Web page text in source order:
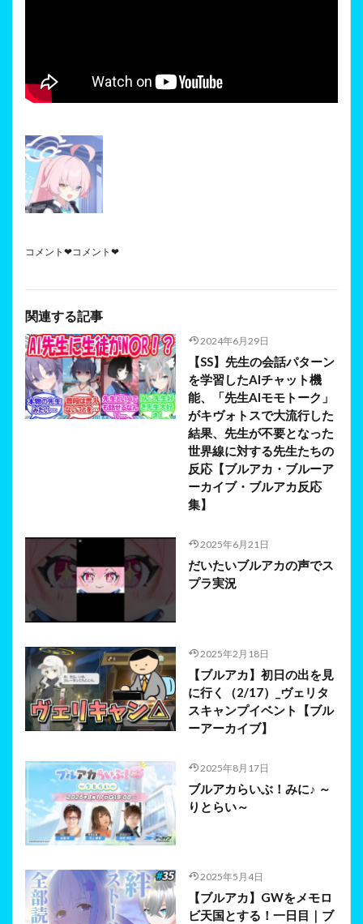
コメント❤コメント❤
関連する記事
2024年6月29日
【SS】先生の会話パターン
を学習したAIチャット機
能、「先生AIモモトーク」
がキヴォトスで大流行した
結果、先生が不要となった
世界線に対する先生たちの
反応【ブルアカ・ブルーア
ーカイブ・ブルアカ反応
集】
2025年6月21日
だいたいブルアカの声でス
プラ実況
2025年2月18日
【ブルアカ】初日の出を見
に行く（2/17）_ヴェリタ
スキャンプイベント【ブル
ーアーカイブ】
2025年8月17日
ブルアカらいぶ！みに♪ ～
りとらい～
2025年5月4日
【ブルアカ】GWをメモロ
ビ天国とする！一日目｜ブ